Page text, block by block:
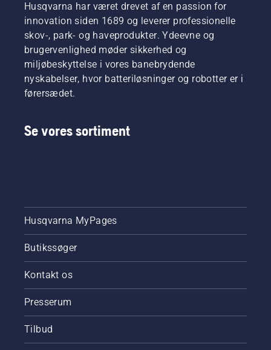
Husqvarna har været drevet af en passion for
innovation siden 1689 og leverer professionelle
skov-, park- og haveprodukter. Ydeevne og
brugervenlighed møder sikkerhed og
miljøbeskyttelse i vores banebrydende
nyskabelser, hvor batteriløsninger og robotter er i
førersædet.
Se vores sortiment
Husqvarna MyPages
Butikssøger
Kontakt os
Presserum
Tilbud